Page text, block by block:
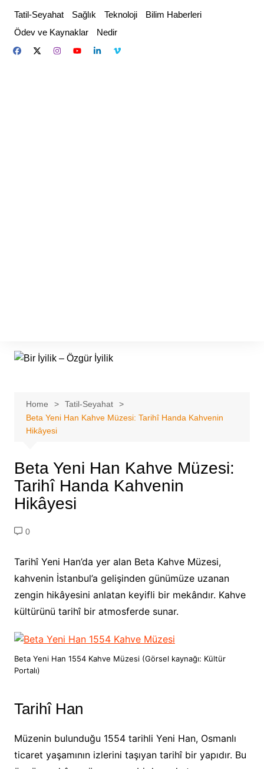
content
Tatil-Seyahat Sağlık Teknoloji
Bilim Haberleri
Ödev ve Kaynaklar
Nedir
Home
Tatil-Seyahat
Beta Yeni Han Kahve Müzesi: Tarihî Handa Kahvenin
Hikâyesi
Beta Yeni Han Kahve Müzesi:
Tarihî Handa Kahvenin
Hikâyesi
0
Tarihî Yeni Han’da yer alan Beta Kahve Müzesi,
kahvenin İstanbul’a gelişinden günümüze uzanan
zengin hikâyesini anlatan keyifli bir mekândır. Kahve
kültürünü tarihî bir atmosferde sunar.
Beta Yeni Han 1554 Kahve Müzesi (Görsel kaynağı: Kültür
Portalı)
Tarihî Han
Müzenin bulunduğu 1554 tarihli Yeni Han, Osmanlı
ticaret yaşamının izlerini taşıyan tarihî bir yapıdır. Bu